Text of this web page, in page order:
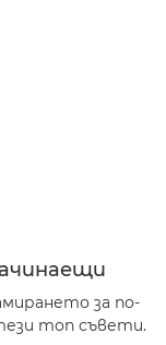
за по-
топ съвети.